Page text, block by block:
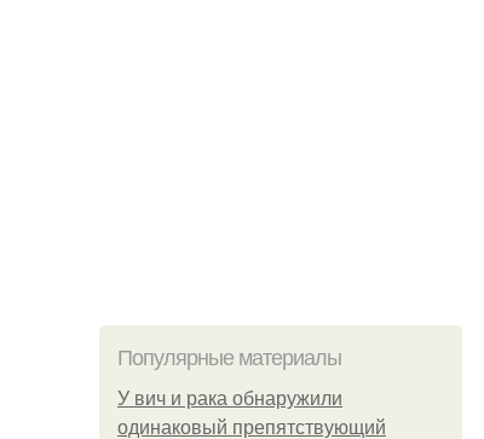
Популярные материалы
У вич и рака обнаружили
одинаковый препятствующий